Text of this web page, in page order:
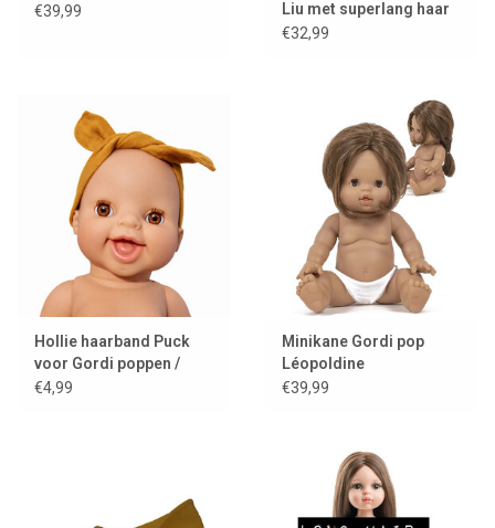
€39,99
Liu met superlang haar
€32,99
Hollie haarband Puck
voor Gordi poppen /
okergeel
€4,99
Minikane Gordi pop
Léopoldine
€39,99